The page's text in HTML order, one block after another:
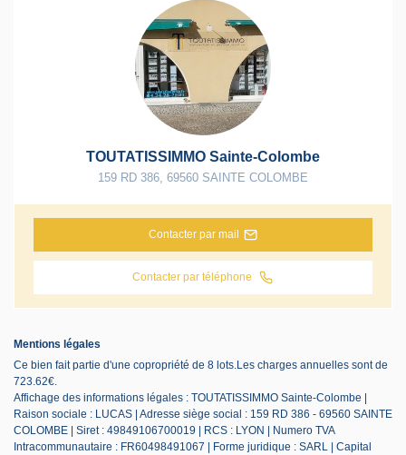
TOUTATISSIMMO Sainte-Colombe
159 RD 386 69560 SAINTE COLOMBE
Contacter par mail
Contacter par téléphone
Mentions légales
Ce bien fait partie d'une copropriété de 8 lots.Les charges annuelles sont de
723.62€.
Affichage des informations légales : TOUTATISSIMMO Sainte-Colombe |
Raison sociale : LUCAS | Adresse siège social : 159 RD 386 - 69560 SAINTE
COLOMBE | Siret : 49849106700019 | RCS : LYON | Numero TVA
Intracommunautaire : FR60498491067 | Forme juridique : SARL | Capital